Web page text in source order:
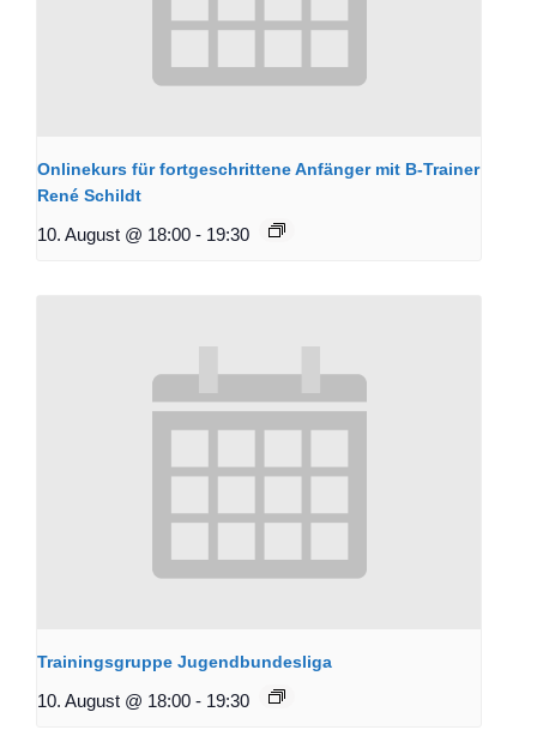
Onlinekurs für fortgeschrittene Anfänger mit B-Trainer
René Schildt
10. August @ 18:00 - 19:30
Trainingsgruppe Jugendbundesliga
10. August @ 18:00 - 19:30